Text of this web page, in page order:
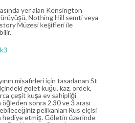
yer alan Kensington
Nothing Hill semti veya
Müzesi keşifleri ile
misafirleri için tasarlanan St
içindeki gölet kuğu, kaz, ördek,
çeşit kuşa ev sahipliği
öğleden sonra 2.30 ve 3 arası
pelikanları Rus elçisi
hediye etmiş. Göletin üzerinde